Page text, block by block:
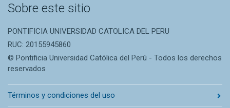
Sobre este sitio
PONTIFICIA UNIVERSIDAD CATOLICA DEL PERU
RUC: 20155945860
© Pontificia Universidad Católica del Perú - Todos los derechos
reservados
Términos y condiciones del uso